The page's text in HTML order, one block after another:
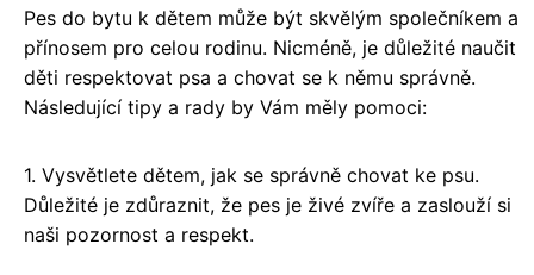
Pes do bytu k dětem může být skvělým společníkem a
přínosem pro celou rodinu. Nicméně, je důležité naučit
děti respektovat psa a chovat se k němu správně.
Následující tipy a rady by Vám měly pomoci:
1. Vysvětlete dětem, jak se správně chovat ke psu.
Důležité je zdůraznit, že pes je živé zvíře a zaslouží si
naši pozornost a respekt.